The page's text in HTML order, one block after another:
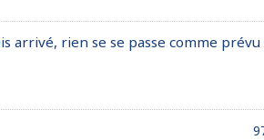
arrivé, rien se se passe comme